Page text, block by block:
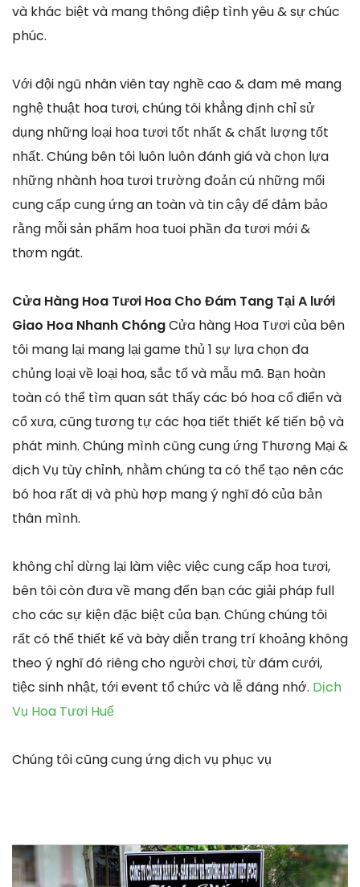
và khác biệt và mang thông điệp tình yêu & sự chúc
phúc.
Với đội ngũ nhân viên tay nghề cao & đam mê mang
nghệ thuật hoa tươi, chúng tôi khẳng định chỉ sử
dụng những loại hoa tươi tốt nhất & chất lượng tốt
nhất. Chúng bên tôi luôn luôn đánh giá và chọn lựa
những nhành hoa tươi trường đoản cú những mối
cung cấp cung ứng an toàn và tin cậy để đảm bảo
rằng mỗi sản phẩm hoa tuoi phần đa tươi mới &
thơm ngát.
Cửa Hàng Hoa Tươi Hoa Cho Đám Tang Tại A lưới
Giao Hoa Nhanh ChóngCửa hàng Hoa Tươi của bên
tôi mang lại mang lại game thủ 1 sự lựa chọn đa
chủng loại về loại hoa, sắc tố và mẫu mã. Bạn hoàn
toàn có thể tìm quan sát thấy các bó hoa cổ điển và
cổ xưa, cũng tương tự các họa tiết thiết kế tiến bộ và
phát minh. Chúng mình cũng cung ứng Thương Mại &
dịch Vụ tùy chỉnh, nhằm chúng ta có thể tạo nên các
bó hoa rất dị và phù hợp mang ý nghĩ đó của bản
thân mình.
không chỉ dừng lại làm việc việc cung cấp hoa tươi,
bên tôi còn đưa về mang đến bạn các giải pháp full
cho các sự kiện đặc biệt của bạn. Chúng chúng tôi
rất có thể thiết kế và bày diễn trang trí khoảng không
theo ý nghĩ đó riêng cho người chơi, từ đám cưới,
tiệc sinh nhật, tới event tổ chức và lễ đáng nhớ. Dịch
Vụ Hoa Tươi Huế
Chúng tôi cũng cung ứng dịch vụ phục vụ